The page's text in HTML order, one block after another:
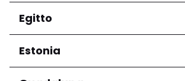
Qarku i Tiranës
Regioni
Niederösterreich
Salzburg
Wien
Egitto
Regioni
Governatorato del
Estonia